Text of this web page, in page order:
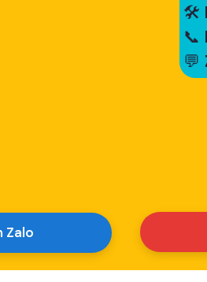
🛠
📞
💬
Zalo